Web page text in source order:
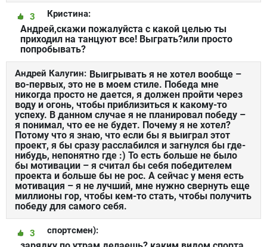
Кристина:
3
Андрей,скажи пожалуйста с какой целью ты
приходил на танцуют все! Выграть?или просто
попробывать?
Андрей Калугин: Выигрывать я не хотел вообще –
во-первых, это не в моем стиле. Победа мне
никогда просто не дается, я должен пройти через
воду и огонь, чтобы приблизиться к какому-то
успеху. В данном случае я не планировал победу –
я понимал, что ее не будет. Почему я не хотел?
Потому что я знаю, что если бы я выиграл этот
проект, я бы сразу расслабился и загнулся бы где-
нибудь, непонятно где :) То есть больше не было
бы мотивации – я считал бы себя победителем
проекта и больше бы не рос. А сейчас у меня есть
мотивация – я не лучший, мне нужно свернуть еще
миллионы гор, чтобы кем-то стать, чтобы получить
победу для самого себя.
спортсмен):
3